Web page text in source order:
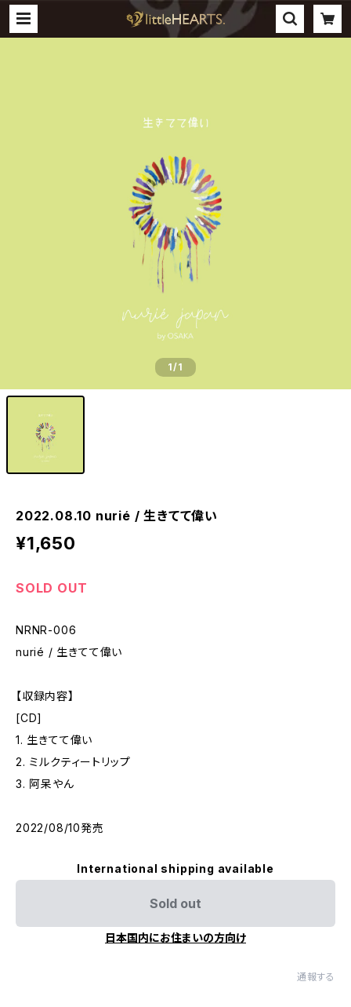
1/1
2022.08.10 nurié / 生きてて偉い
¥1,650
SOLD OUT
NRNR-006
nurié / 生きてて偉い
【収録内容】
[CD]
1. 生きてて偉い
2. ミルクティートリップ
3. 阿呆やん
2022/08/10発売
International shipping available
Sold out
日本国内にお住まいの方向け
通報する